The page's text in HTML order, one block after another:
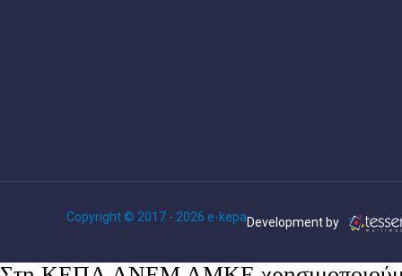
Copyright © 2017 - 2026 e-kepaDevelopment by